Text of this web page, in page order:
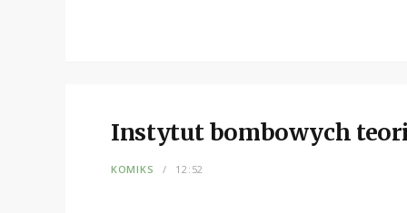
Instytut bombowych
KOMIKS 12:52